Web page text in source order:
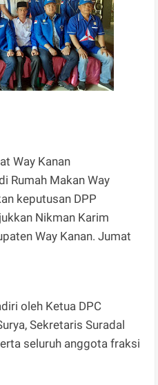
Way Kanan
Rumah Makan Way
keputusan DPP
Nikman Karim
Way Kanan. Jumat
oleh Ketua DPC
Sekretaris Suradal
seluruh anggota fraksi